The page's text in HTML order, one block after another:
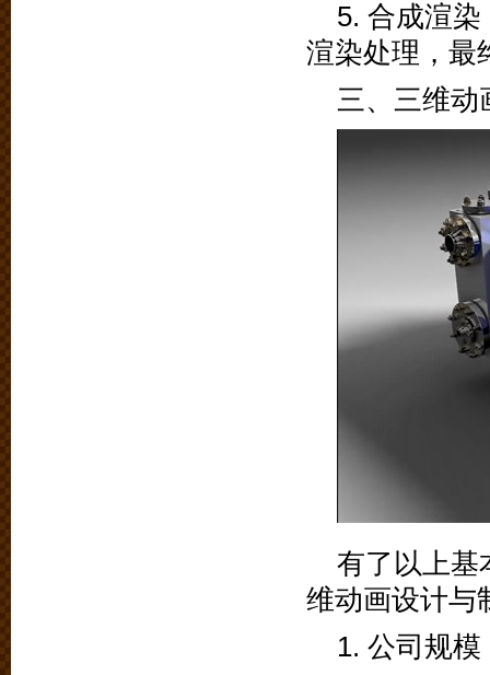
5. 合成渲
渲染处理，最
三、三维动
有了以上基
维动画设计与
1. 公司规模